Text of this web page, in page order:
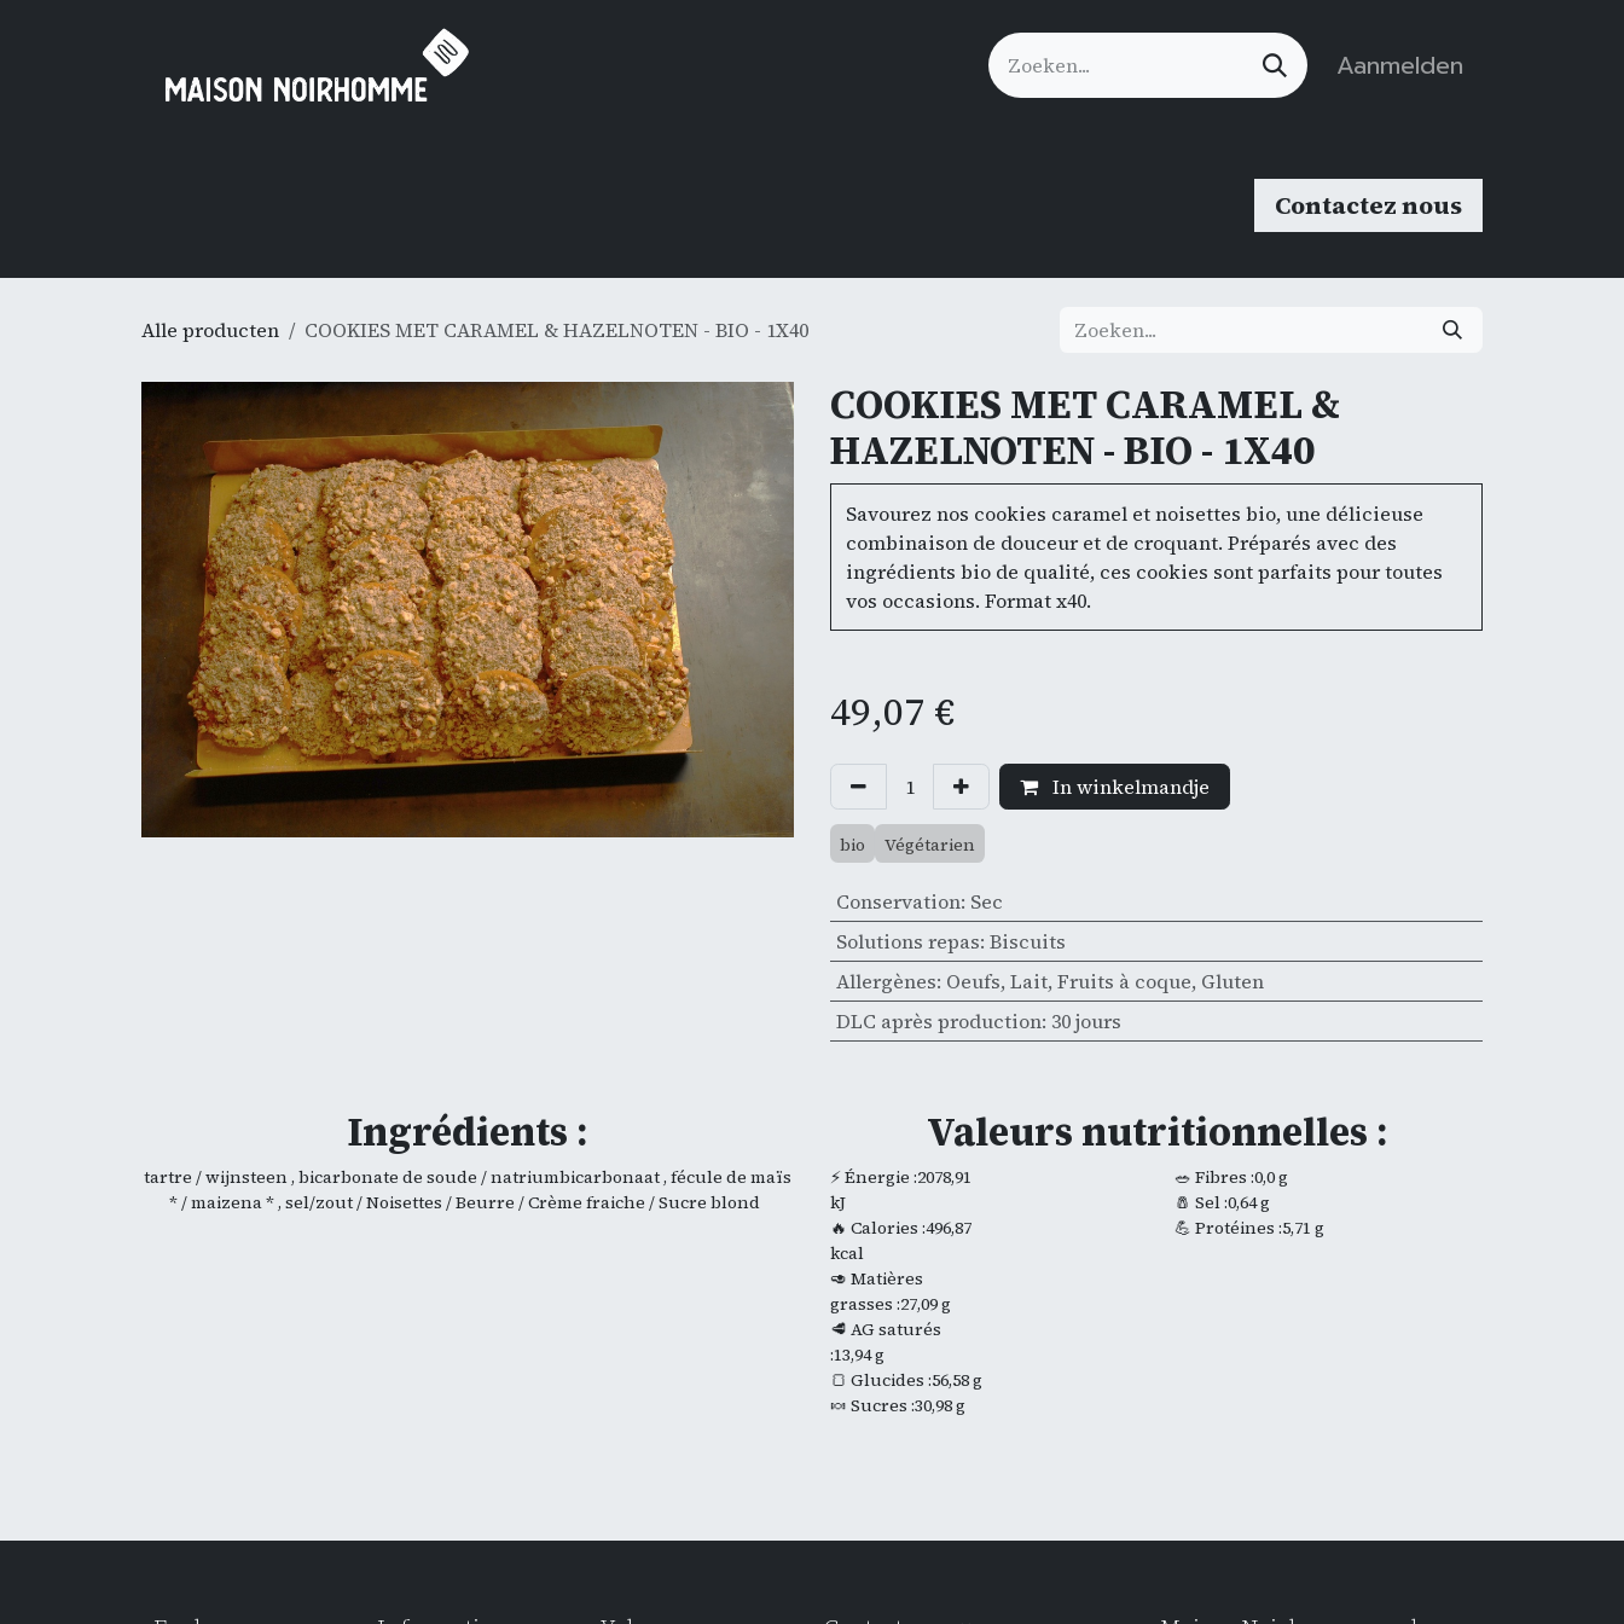
Aanmelden
Contactez nous
Alle producten COOKIES MET CARAMEL & HAZELNOTEN - BIO - 1X40
COOKIES MET CARAMEL &
HAZELNOTEN - BIO - 1X40
Savourez nos cookies caramel et noisettes bio, une délicieuse
combinaison de douceur et de croquant. Préparés avec des
ingrédients bio de qualité, ces cookies sont parfaits pour toutes
vos occasions. Format x40.
49,07 €
In winkelmandje
bio Végétarien
Conservation: Sec
Solutions repas: Biscuits
Allergènes: Oeufs, Lait, Fruits à coque, Gluten
DLC après production: 30 jours
Ingrédients :
tartre / wijnsteen , bicarbonate de soude / natriumbicarbonaat , fécule de maïs
* / maizena * , sel/zout / Noisettes / Beurre / Crème fraiche / Sucre blond
Valeurs nutritionnelles :
⚡ Énergie :2078,91
kJ
🔥 Calories :496,87
kcal
🥑 Matières
grasses :27,09 g
🥩 AG saturés
:13,94 g
🍞 Glucides :56,58 g
🍬 Sucres :30,98 g
🥗 Fibres :0,0 g
🧂 Sel :0,64 g
💪 Protéines :5,71 g